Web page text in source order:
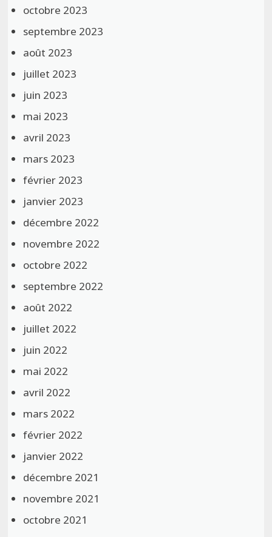
octobre 2023
septembre 2023
août 2023
juillet 2023
juin 2023
mai 2023
avril 2023
mars 2023
février 2023
janvier 2023
décembre 2022
novembre 2022
octobre 2022
septembre 2022
août 2022
juillet 2022
juin 2022
mai 2022
avril 2022
mars 2022
février 2022
janvier 2022
décembre 2021
novembre 2021
octobre 2021